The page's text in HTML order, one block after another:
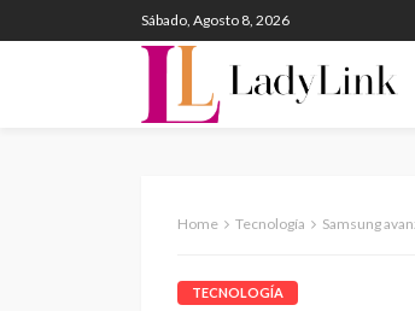
Sábado, Agosto 8, 2026
Home Tecnología Samsung avanza
TECNOLOGÍA